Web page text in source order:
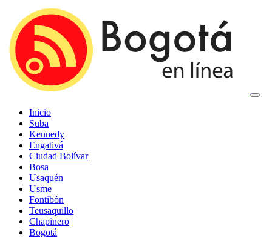
Inicio
Suba
Kennedy
Engativá
Ciudad Bolívar
Bosa
Usaquén
Usme
Fontibón
Teusaquillo
Chapinero
Bogotá